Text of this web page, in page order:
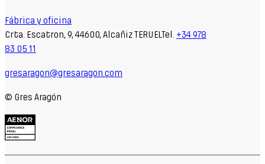
Fábrica y oficina
Crta. Escatron, 9, 44600, Alcañiz TERUELTel. +34 978
83 05 11
gresaragon@gresaragon.com
© Gres Aragón